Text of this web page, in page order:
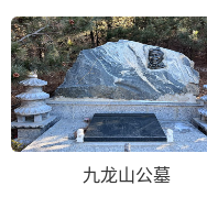
九龙山公墓